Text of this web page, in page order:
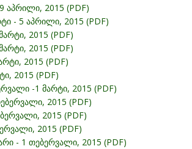
აპრილი, 2015 (PDF)
- 5 აპრილი, 2015 (PDF)
2015 (PDF)
2015 (PDF)
2015 (PDF)
2015 (PDF)
-1 მარტი, 2015 (PDF)
2015 (PDF)
2015 (PDF)
2015 (PDF)
- 1 თებერვალი, 2015 (PDF)